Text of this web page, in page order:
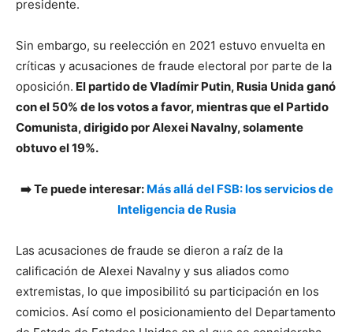
presidente.
Sin embargo, su reelección en 2021 estuvo envuelta en
críticas y acusaciones de fraude electoral por parte de la
oposición. El partido de Vladímir Putin, Rusia Unida ganó
con el 50% de los votos a favor, mientras que el Partido
Comunista, dirigido por Alexei Navalny, solamente
obtuvo el 19%.
➡️ Te puede interesar: Más allá del FSB: los servicios de
Inteligencia de Rusia
Las acusaciones de fraude se dieron a raíz de la
calificación de Alexei Navalny y sus aliados como
extremistas, lo que imposibilitó su participación en los
comicios. Así como el posicionamiento del Departamento